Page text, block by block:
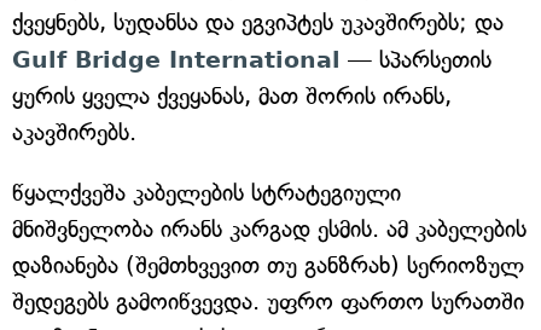
ქვეყნებს, სუდანსა და ეგვიპტეს უკავშირებს; და
Gulf Bridge International — სპარსეთის
ყურის ყველა ქვეყანას, მათ შორის ირანს,
აკავშირებს.
წყალქვეშა კაბელების სტრატეგიული
მნიშვნელობა ირანს კარგად ესმის. ამ კაბელების
დაზიანება (შემთხვევით თუ განზრახ) სერიოზულ
შედეგებს გამოიწვევდა. უფრო ფართო სურათში